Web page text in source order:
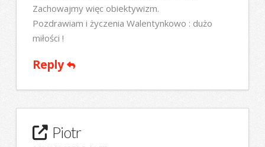
Zachowajmy więc obiektywizm.
Pozdrawiam i życzenia Walentynkowo : dużo
miłości !
Reply
Piotr